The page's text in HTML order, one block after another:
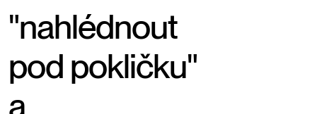
"nahlédnout
pod pokličku"
a